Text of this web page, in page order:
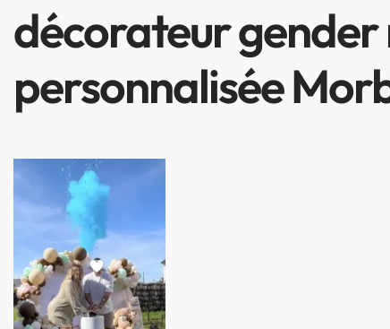
décorateur gender
personnalisée